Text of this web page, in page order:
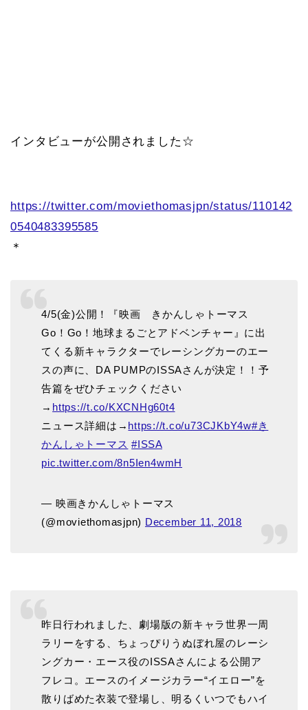
インタビューが公開されました☆
https://twitter.com/moviethomasjpn/status/110142
0540483395585
＊
4/5(金)公開！『映画 きかんしゃトーマス
Go！Go！地球まるごとアドベンチャー』に出
てくる新キャラクターでレーシングカーのエー
スの声に、DA PUMPのISSAさんが決定！！予
告篇をぜひチェックください
→ https://t.co/KXCNHg60t4
ニュース詳細は→ https://t.co/u73CJKbY4w#き
かんしゃトーマス #ISSA
pic.twitter.com/8n5Ien4wmH
— 映画きかんしゃトーマス
(@moviethomasjpn) December 11, 2018
昨日行われました、劇場版の新キャラ世界一周
ラリーをする、ちょっぴりうぬぼれ屋のレーシ
ングカー・エース役のISSAさんによる公開ア
フレコ。エースのイメージカラー“イエロー”を
散りばめた衣装で登場し、明るくいつでもハイ